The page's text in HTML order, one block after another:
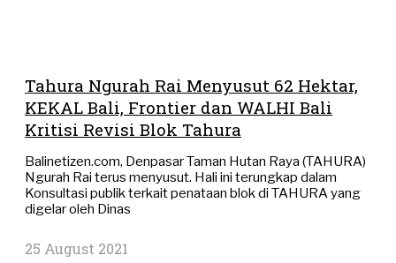
Tahura Ngurah Rai Menyusut 62 Hektar,
KEKAL Bali, Frontier dan WALHI Bali
Kritisi Revisi Blok Tahura
Balinetizen.com, Denpasar Taman Hutan Raya (TAHURA)
Ngurah Rai terus menyusut. Hali ini terungkap dalam
Konsultasi publik terkait penataan blok di TAHURA yang
digelar oleh Dinas
25 August 2021